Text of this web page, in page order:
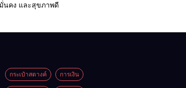
นคง และสุขภาพดี
กระเป๋าสตางค์ การเงิน